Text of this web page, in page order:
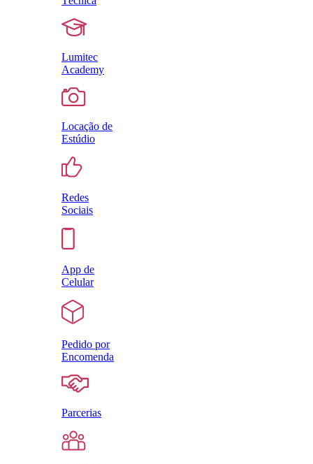
Lumitec
Academy
Locação de
Estúdio
Redes
Sociais
App de
Celular
Pedido por
Encomenda
Parcerias